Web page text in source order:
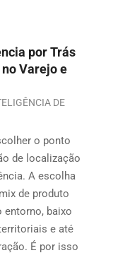
por Trás
Varejo e
DE
o ponto
de localização
A escolha
de produto
entorno, baixo
e até
É por isso